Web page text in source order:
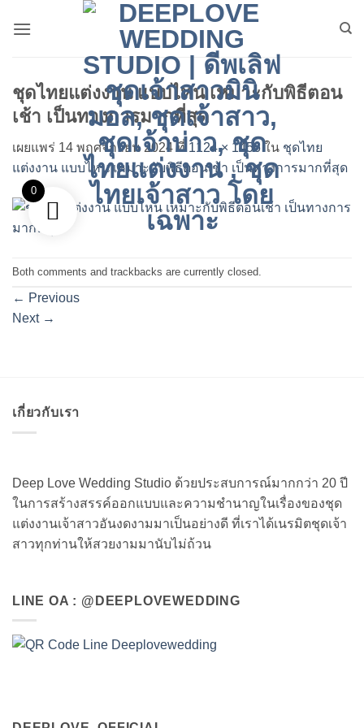
ชุดไทยแต่งงาน แบบไหน เหมาะกับพิธีตอน
เช้า เป็นทางการมากที่สุด
เผยแพร่ 14 พฤศจิกายน 2024ที่ 1124 × 1456 ใน ชุดไทย
แต่งงาน แบบไหน เหมาะกับพิธีตอนเช้า เป็นทางการมากที่สุด
Both comments and trackbacks are currently closed.
← Previous
Next →
เกี่ยวกับเรา
Deep Love Wedding Studio ด้วยประสบการณ์มากกว่า 20 ปี
ในการสร้างสรรค์ออกแบบและความชำนาญในเรื่องของชุด
แต่งงานเจ้าสาวอันงดงามมาเป็นอย่างดี ที่เราได้เนรมิตชุดเจ้า
สาวทุกท่านให้สวยงามมานับไม่ถ้วน
LINE OA : @DEEPLOVEWEDDING
0